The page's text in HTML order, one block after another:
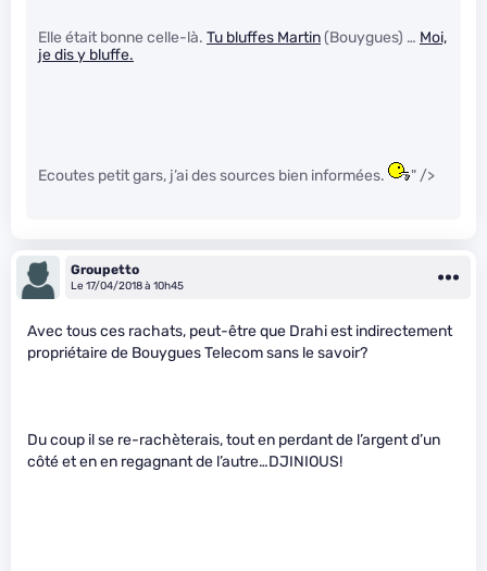
Elle était bonne celle-là. Tu bluffes Martin(Bouygues) … Moi,
je dis y bluffe.
Ecoutes petit gars, j’ai des sources bien informées. " />
Groupetto
Le 17/04/2018 à 10h45
Avec tous ces rachats, peut-être que Drahi est indirectement
propriétaire de Bouygues Telecom sans le savoir?
Du coup il se re-rachèterais, tout en perdant de l’argent d’un
côté et en en regagnant de l’autre…DJINIOUS!